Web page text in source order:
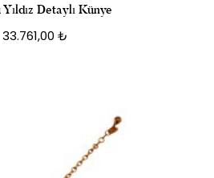
Detaylı Künye
33.761,00 ₺